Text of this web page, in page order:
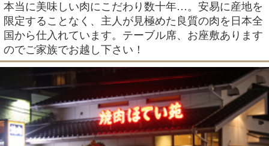
本当に美味しい肉にこだわり数十年…。安易に産地を
限定することなく、主人が見極めた良質の肉を日本全
国から仕入れています。テーブル席、お座敷あります
のでご家族でお越し下さい！